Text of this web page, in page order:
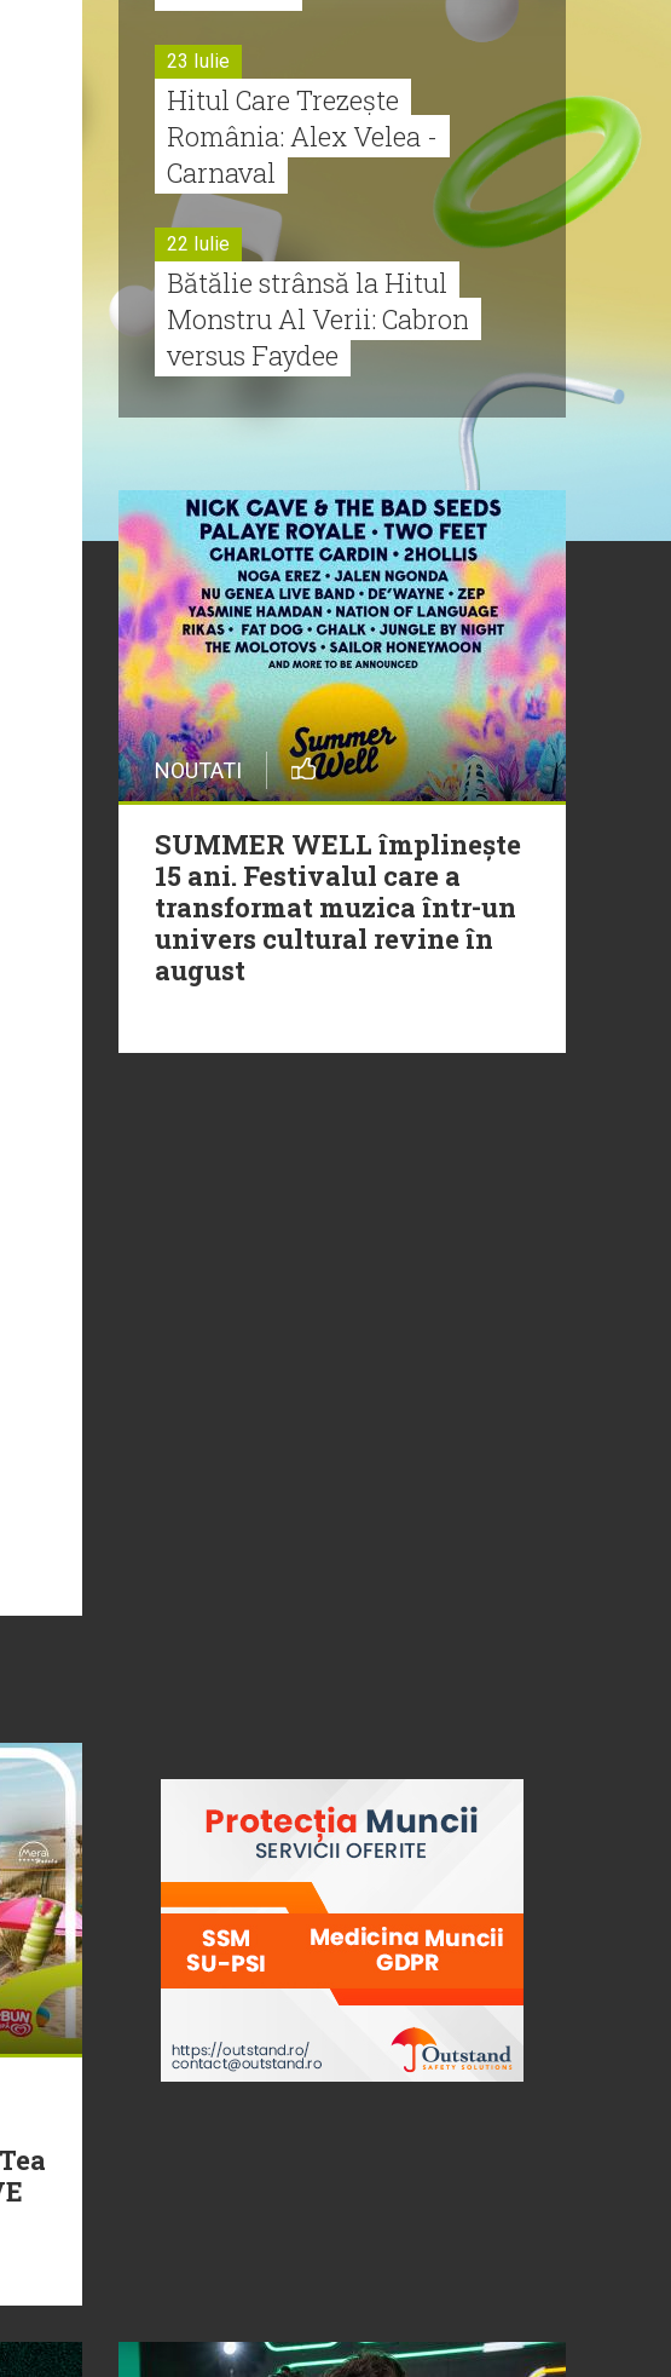
23 Iulie
Hitul Care Trezește
România: Alex Velea -
Carnaval
22 Iulie
Bătălie strânsă la Hitul
Monstru Al Verii: Cabron
versus Faydee
Cabron vine cu Hitul
Monstru al Verii
20 Iulie
Episod nou | Muzica Aia x
DJ Christian Thomson
20 Iulie
Torpedoul lui Morar: Theo
Rose - „Ceai lângă tine”
NOUTATI
SUMMER WELL împlinește
15 ani. Festivalul care a
transformat muzica într-un
univers cultural revine în
august